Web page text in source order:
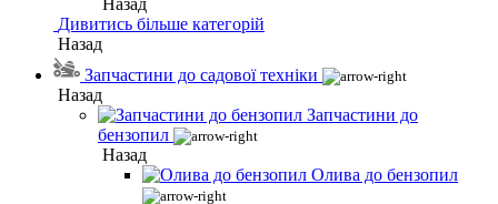
Назад
Дивитись більше категорій
Назад
Запчастини до садової техніки
Назад
Запчастини до
бензопил
Назад
Олива до бензопил